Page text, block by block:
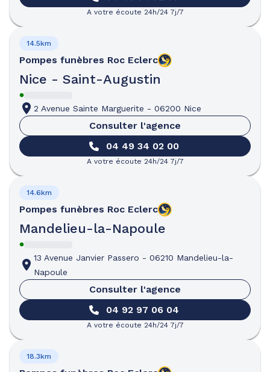
A votre écoute 24h/24 7j/7
Pompes funèbres Roc Eclerc
Nice - Saint-Augustin
14.5km
2 Avenue Sainte Marguerite - 06200 Nice
Consulter l'agence
04 49 34 02 00
A votre écoute 24h/24 7j/7
Pompes funèbres Roc Eclerc
Mandelieu-la-Napoule
14.6km
13 Avenue Janvier Passero - 06210 Mandelieu-la-
Napoule
Consulter l'agence
04 92 97 06 04
A votre écoute 24h/24 7j/7
18.3km